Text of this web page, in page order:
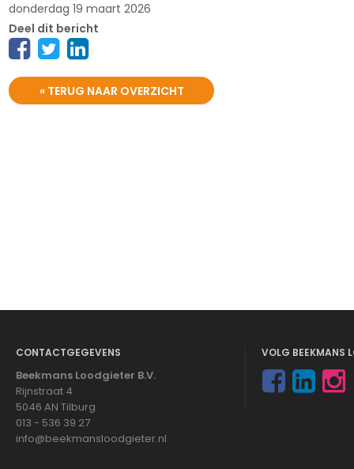
donderdag 19 maart 2026
Deel dit bericht
« TERUG NAAR OVERZICHT
CONTACTGEGEVENS
Beekmans Loodgieter B.V.
Rijnstraat 4
5046 AN Tilburg
013 - 536 39 27
info@beekmansloodgieter.nl
VOLG BEEKMANS